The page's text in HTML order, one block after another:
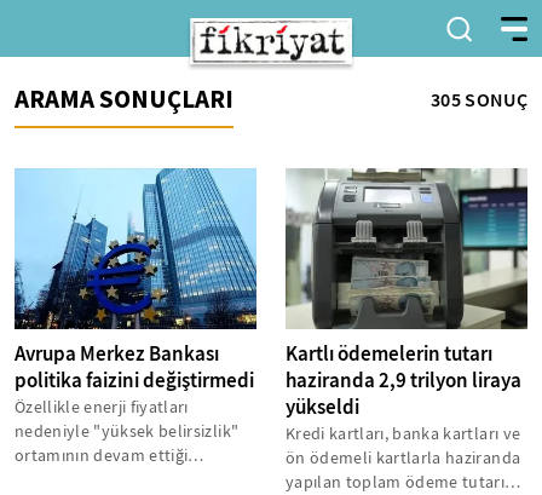
ARAMA SONUÇLARI 305 SONUÇ
Avrupa Merkez Bankası
politika faizini değiştirmedi
Özellikle enerji fiyatları
nedeniyle "yüksek belirsizlik"
ortamının devam ettiği
Kartlı ödemelerin tutarı
haziranda 2,9 trilyon liraya
yükseldi
Kredi kartları, banka kartları ve
ön ödemeli kartlarla haziranda
yapılan toplam ödeme tutarı